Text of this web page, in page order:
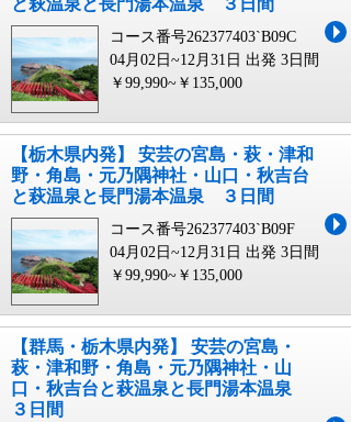
コース番号262377403`B09C
04月02日~12月31日 出発 3日間
￥99,990~￥135,000
【栃木県内発】 安芸の宮島・萩・津和
野・角島・元乃隅神社・山口・秋吉台
と萩温泉と長門湯本温泉 ３日間
コース番号262377403`B09F
04月02日~12月31日 出発 3日間
￥99,990~￥135,000
【群馬・栃木県内発】 安芸の宮島・
萩・津和野・角島・元乃隅神社・山
口・秋吉台と萩温泉と長門湯本温泉
３日間